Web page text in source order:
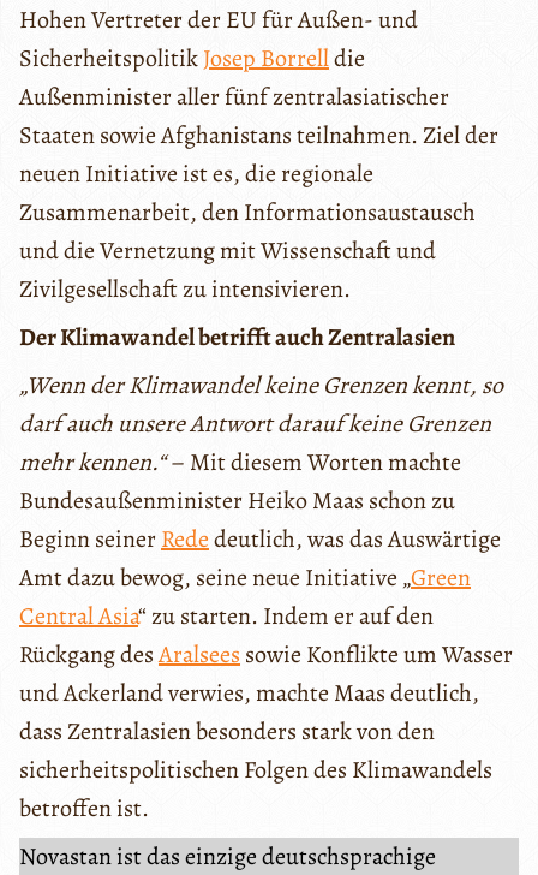
Hohen Vertreter der EU für Außen- und
SicherheitspolitikJosep Borrelldie
Außenminister aller fünf zentralasiatischer
Staaten sowie Afghanistans teilnahmen. Ziel der
neuen Initiative ist es, die regionale
Zusammenarbeit, den Informationsaustausch
und die Vernetzung mit Wissenschaft und
Zivilgesellschaft zu intensivieren.
Der Klimawandel betrifft auch Zentralasien
„Wenn der Klimawandel keine Grenzen kennt, so
darf auch unsere Antwort darauf keine Grenzen
mehr kennen.“– Mit diesem Worten machte
Bundesaußenminister Heiko Maas schon zu
Beginn seinerRededeutlich, was das Auswärtige
Amt dazu bewog, seine neue Initiative „Green
Central Asia“ zu starten. Indem er auf den
Rückgang desAralsees sowie Konflikte um Wasser
und Ackerland verwies, machte Maas deutlich,
dass Zentralasien besonders stark von den
sicherheitspolitischen Folgen des Klimawandels
betroffen ist.
Novastan ist das einzige deutschsprachige